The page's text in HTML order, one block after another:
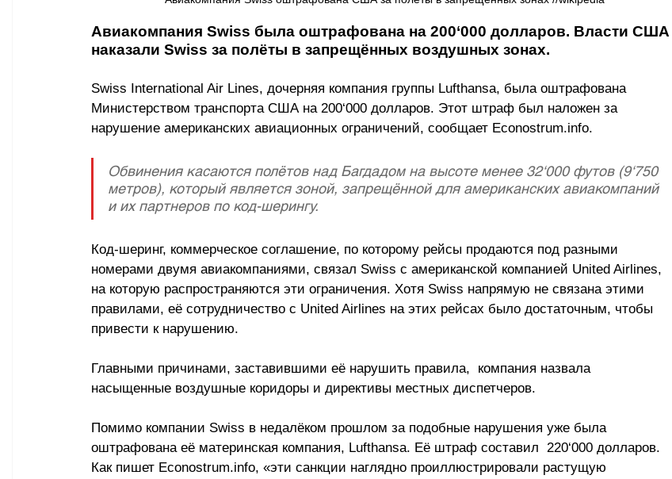
Авиакомпания Swiss была оштрафована на 200‘000 долларов. Власти США
наказали Swiss за полёты в запрещённых воздушных зонах.
Swiss International Air Lines, дочерняя компания группы Lufthansa, была оштрафована
Министерством транспорта США на 200‘000 долларов. Этот штраф был наложен за
нарушение американских авиационных ограничений, сообщает Econostrum.info.
Обвинения касаются полётов над Багдадом на высоте менее 32‘000 футов (9‘750
метров), который является зоной, запрещённой для американских авиакомпаний
и их партнеров по код-шерингу.
Код-шеринг, коммерческое соглашение, по которому рейсы продаются под разными
номерами двумя авиакомпаниями, связал Swiss с американской компанией United Airlines,
на которую распространяются эти ограничения. Хотя Swiss напрямую не связана этими
правилами, её сотрудничество с United Airlines на этих рейсах было достаточным, чтобы
привести к нарушению.
Главными причинами, заставившими её нарушить правила,  компания назвала
насыщенные воздушные коридоры и директивы местных диспетчеров.
Помимо компании Swiss в недалёком прошлом за подобные нарушения уже была
оштрафована её материнская компания, Lufthansa. Её штраф составил  220‘000 долларов.
Как пишет Econostrum.info, «эти санкции наглядно проиллюстрировали растущую